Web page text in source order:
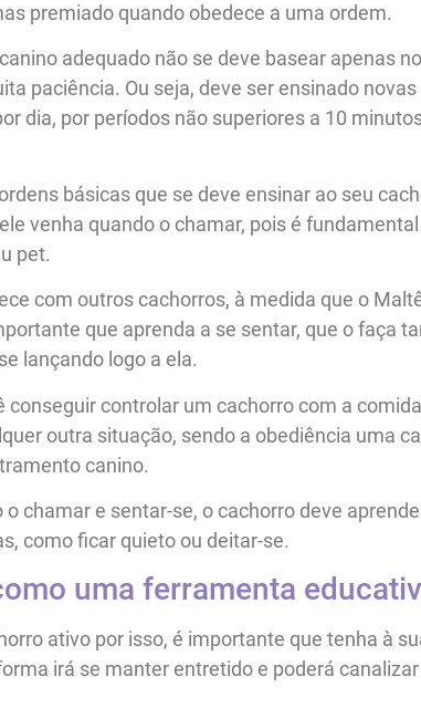
premiado quando obedece a uma ordem.
adequado não se deve basear apenas
paciência. Ou seja, deve ser ensinado
dia, por períodos não superiores a 10
básicas que se deve ensinar ao seu
venha quando o chamar, pois é
pet.
com outros cachorros, à medida que o
que aprenda a se sentar, que o faça
lançando logo a ela.
conseguir controlar um cachorro com a
outra situação, sendo a obediência uma
canino.
chamar e sentar-se, o cachorro deve
como ficar quieto ou deitar-se.
uma ferramenta
ativo por isso, é importante que tenha à
irá se manter entretido e poderá